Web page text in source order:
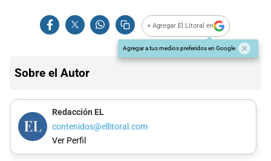
+ Agregar El Litoral en
Agregar a tus medios preferidos en Google
Sobre el Autor
Redacción EL
contenidos@ellitoral.com
Ver Perfil